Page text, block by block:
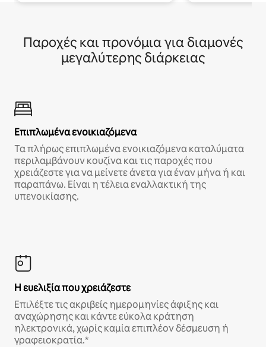
Παροχές και προνόμια για διαμονές
μεγαλύτερης διάρκειας
Επιπλωμένα ενοικιαζόμενα
Τα πλήρως επιπλωμένα ενοικιαζόμενα καταλύματα
περιλαμβάνουν κουζίνα και τις παροχές που
χρειάζεστε για να μείνετε άνετα για έναν μήνα ή και
παραπάνω. Είναι η τέλεια εναλλακτική της
υπενοικίασης.
Η ευελιξία που χρειάζεστε
Επιλέξτε τις ακριβείς ημερομηνίες άφιξης και
αναχώρησης και κάντε εύκολα κράτηση
ηλεκτρονικά, χωρίς καμία επιπλέον δέσμευση ή
γραφειοκρατία.*